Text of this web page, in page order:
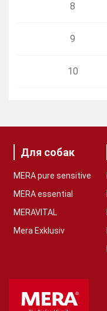
8
9
10
Для собак
MERA pure sensitive
MERA essential
MERAVITAL
Mera Exklusiv